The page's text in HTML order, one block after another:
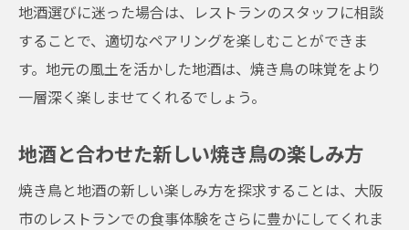
地酒選びに迷った場合は、レストランのスタッフに相談
することで、適切なペアリングを楽しむことができま
す。地元の風土を活かした地酒は、焼き鳥の味覚をより
一層深く楽しませてくれるでしょう。
地酒と合わせた新しい焼き鳥の楽しみ方
焼き鳥と地酒の新しい楽しみ方を探求することは、大阪
市のレストランでの食事体験をさらに豊かにしてくれま